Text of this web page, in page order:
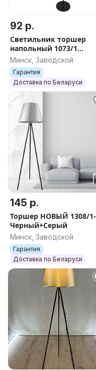
92 р.
Светильник торшер
напольный 1073/1
Черный
Минск, Заводской
Гарантия
Доставка по Беларуси
145 р.
Торшер НОВЫЙ 1308/1-
Черный+Серый
Минск, Заводской
Гарантия
Доставка по Беларуси